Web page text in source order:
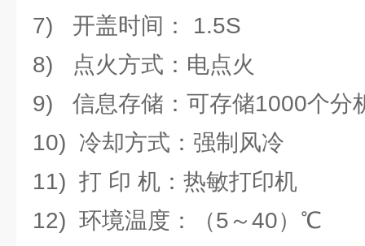
7) 开盖时间： 1.5S
8) 点火方式：电点火
9) 信息存储：可存储1000个分
10) 冷却方式：强制风冷
11) 打 印 机：热敏打印机
12) 环境温度：（5～40）℃